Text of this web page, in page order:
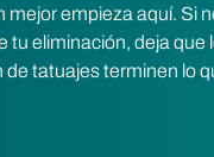
mejor empieza aquí. Si
tu eliminación, deja
de tatuajes terminen lo